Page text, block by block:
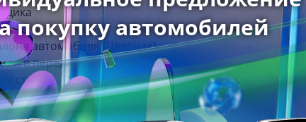
автомобиля (Цветная)
в передних креслах
стекол
переднего пассажира в ​​4-х направлениях
подпора сиденья водителя в 4-х направлениях